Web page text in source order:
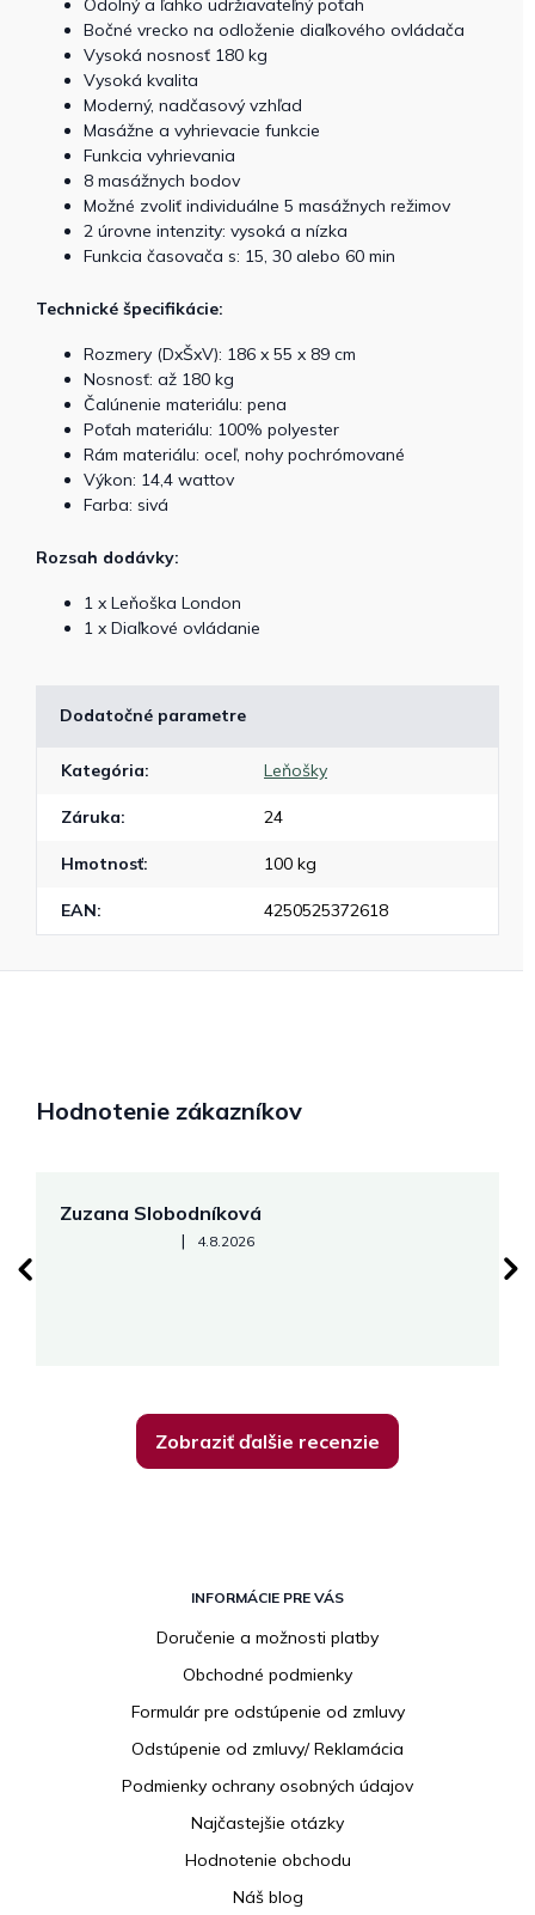
Bočné vrecko na odloženie diaľkového ovládača
Vysoká nosnosť 180 kg
Vysoká kvalita
Moderný, nadčasový vzhľad
Masážne a vyhrievacie funkcie
Funkcia vyhrievania
8 masážnych bodov
Možné zvoliť individuálne 5 masážnych režimov
2 úrovne intenzity: vysoká a nízka
Funkcia časovača s: 15, 30 alebo 60 min
Technické špecifikácie:
Rozmery (DxŠxV): 186 x 55 x 89 cm
Nosnosť: až 180 kg
Čalúnenie materiálu: pena
Poťah materiálu: 100% polyester
Rám materiálu: oceľ, nohy pochrómované
Výkon: 14,4 wattov
Farba: sivá
Rozsah dodávky:
1 x Leňoška London
1 x Diaľkové ovládanie
Dodatočné parametre
Kategória: Leňošky
Záruka: 24
Hmotnosť: 100 kg
EAN: 4250525372618
Hodnotenie zákazníkov
Zuzana Slobodníková
Hodnotenie obchodu je 5 z 5 hviezdičiek.
| 4.8.2026
Zobraziť ďalšie recenzie
INFORMÁCIE PRE VÁS
Doručenie a možnosti platby
Obchodné podmienky
Formulár pre odstúpenie od zmluvy
Odstúpenie od zmluvy/ Reklamácia
Podmienky ochrany osobných údajov
Najčastejšie otázky
Hodnotenie obchodu
Náš blog